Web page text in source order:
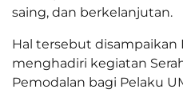
saing, dan berkelanjutan.
Hal tersebut disampaikan
menghadiri kegiatan
Pemodalan bagi Pelaku